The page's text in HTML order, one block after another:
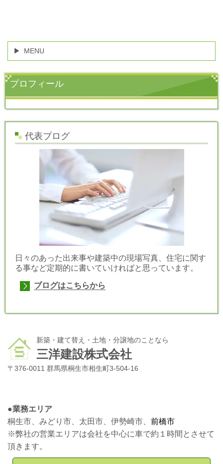
MENU
プロフィール
代表ブログ
日々のあった出来事や建築中の現場写真、住宅に関す
る事など定期的に書いていければと思っています。
ブログはこちらから
新築・建て替え・土地・分譲地のことなら
三洋建設株式会社
〒376-0011 群馬県桐生市相生町3-504-16
●業務エリア
桐生市、みどり市、太田市、伊勢崎市、 前橋市
※弊社の営業エリアは会社を中心に車で約１時間とさせて
頂きます。